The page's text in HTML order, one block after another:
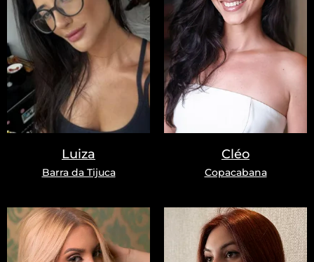
Luiza
Barra da Tijuca
Cléo
Copacabana